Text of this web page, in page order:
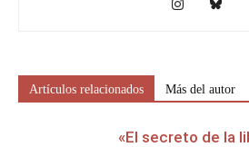
Artículos relacionados Más del autor
«El secreto de la